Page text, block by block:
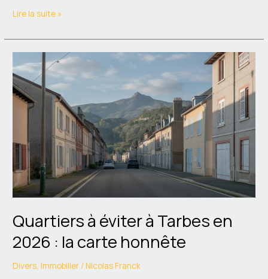
Lire la suite »
Quartiers à éviter à Tarbes en
2026 : la carte honnête
Divers,Immobilier /Nicolas Franck
à
éviter
à
2026
la
carte
honnête